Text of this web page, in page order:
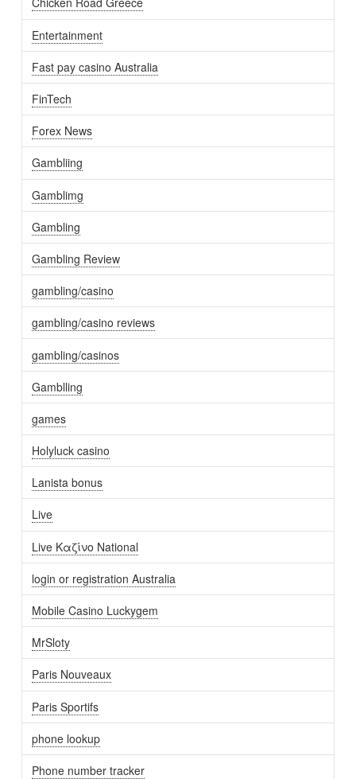
Entertainment
Fast pay casino Australia
FinTech
Forex News
Gambliing
Gamblimg
Gambling
Gambling Review
gambling/casino
gambling/casino reviews
gambling/casinos
Gamblling
games
Holyluck casino
Lanista bonus
Live
Live Καζίνο National
login or registration Australia
Mobile Casino Luckygem
MrSloty
Paris Nouveaux
Paris Sportifs
phone lookup
Phone number tracker